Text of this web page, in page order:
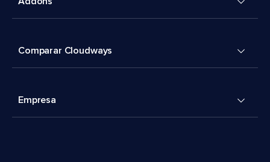
Comparar Cloudways
Empresa